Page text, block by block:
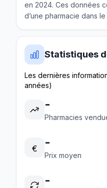
en 2024. Ces données
d’une pharmacie dans
Statistiques
Les dernières
années)
-
Pharmacies
€ -
Prix moyen
-